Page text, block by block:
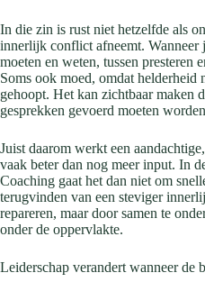
In die zin is rust niet hetzelfde als
innerlijk conflict afneemt. Wanneer
moeten en weten, tussen presteren
Soms ook moed, omdat helderheid
gehoopt. Het kan zichtbaar maken
gesprekken gevoerd moeten
Juist daarom werkt een
vaak beter dan nog meer input. In
Coaching gaat het dan niet om
terugvinden van een steviger
repareren, maar door samen te
onder de oppervlakte.
Leiderschap verandert wanneer de